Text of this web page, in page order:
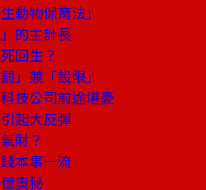
動物保育法」
的主計長
回生？
」兼「設限」
技公司前途堪憂
起大反彈
財？
本事一流
奧秘